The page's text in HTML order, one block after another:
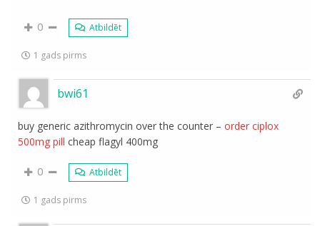
0 Atbildēt
1 gads pirms
bwi61
buy generic azithromycin over the counter –order ciplox
500mg pill cheap flagyl 400mg
0 Atbildēt
1 gads pirms